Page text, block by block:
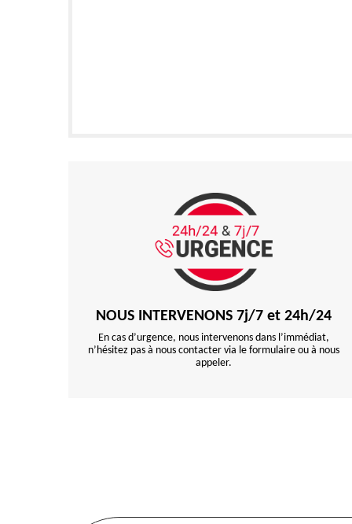
NOUS INTERVENONS 7j/7 et 24h/24
En cas d’urgence, nous intervenons dans l’immédiat,
n’hésitez pas à nous contacter via le formulaire ou à nous
appeler.